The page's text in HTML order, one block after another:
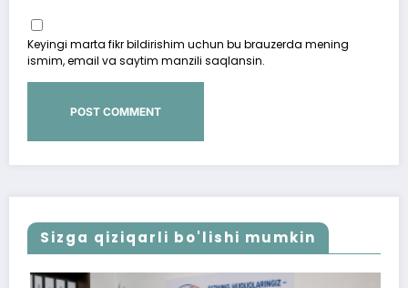
Keyingi marta fikr bildirishim uchun bu brauzerda mening
ismim, email va saytim manzili saqlansin.
Sizga qiziqarli bo'lishi mumkin